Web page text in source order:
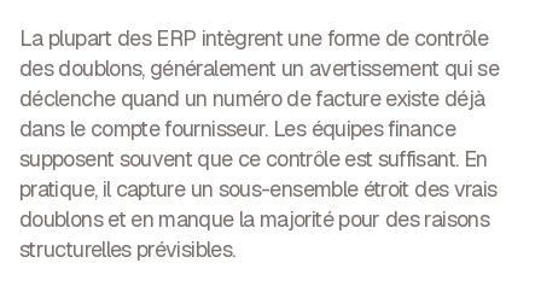
La plupart des ERP intègrent une forme de contrôle
des doublons, généralement un avertissement qui se
déclenche quand un numéro de facture existe déjà
dans le compte fournisseur. Les équipes finance
supposent souvent que ce contrôle est suffisant. En
pratique, il capture un sous-ensemble étroit des vrais
doublons et en manque la majorité pour des raisons
structurelles prévisibles.